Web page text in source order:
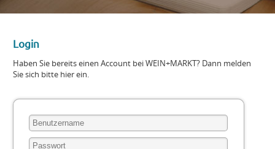
Login
Haben Sie bereits einen Account bei WEIN+MARKT? Dann melden
Sie sich bitte hier ein.